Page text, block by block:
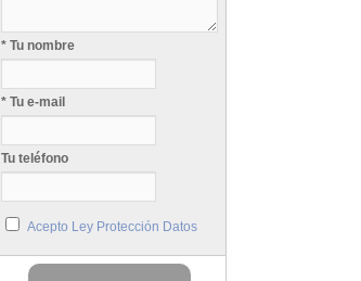
* Tu nombre
* Tu e-mail
Tu teléfono
Acepto Ley Protección Datos